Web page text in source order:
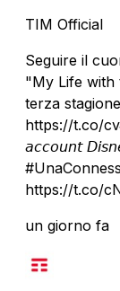
TIM Official
Seguire il
"My Life with
terza
https://t.co/
𝘢𝘤𝘤𝘰𝘶𝘯𝘵
https://t.co/
un giorno fa